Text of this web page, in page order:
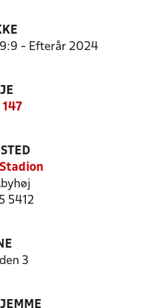
9:9 - Efterår 2024
147
5412
3